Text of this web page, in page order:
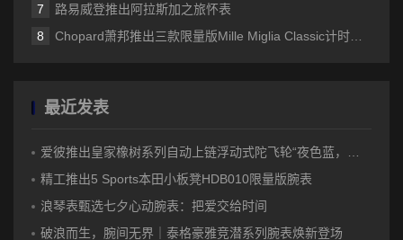
路易威登推出阿拉斯加之旅怀表
Chopard萧邦推出三款限量版Mille Miglia Classic计时码表
最近发表
爱彼推出皇家橡树系列自动上链浮动式陀飞轮“夜色蓝，云50”陶瓷腕表
精工推出5 Sports本田小板凳HDB010限量版腕表
浪琴表甄选七夕心动腕表：把爱交给时间
破浪而生，腕间无界｜泰格豪雅竞潜系列腕表焕新登场